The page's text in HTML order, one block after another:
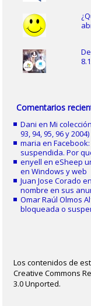
Comentarios
Dani enMi
93, 94, 95, 96 y 2004)
maria en
suspendida. Por
enyell eneSheep
en Windows y web
Juan Jose Corado
nombre en sus
Omar Raúl Olmos
bloqueada o
Los contenidos de
Creative Commons
3.0 Unported.